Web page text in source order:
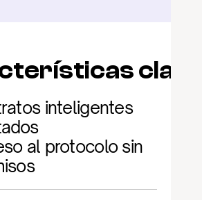
inteligentes
al protocolo sin